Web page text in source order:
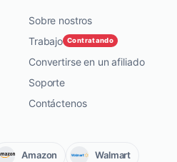
Sobre nostros
Trabajo Contratando
Convertirse en un afiliado
Soporte
Contáctenos
Amazon Walmart